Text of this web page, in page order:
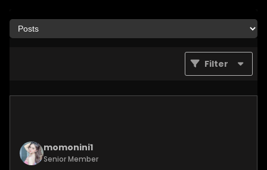
Filter
momonini1
Senior Member